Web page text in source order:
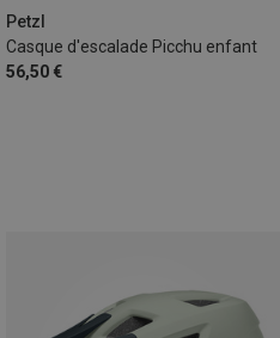
Petzl
Casque d'escalade Picchu enfant
56,50 €